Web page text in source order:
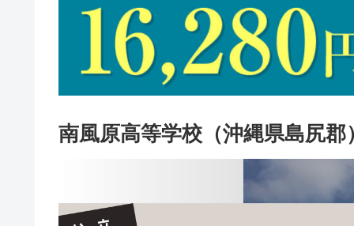
南風原高等学校（沖縄県島尻郡